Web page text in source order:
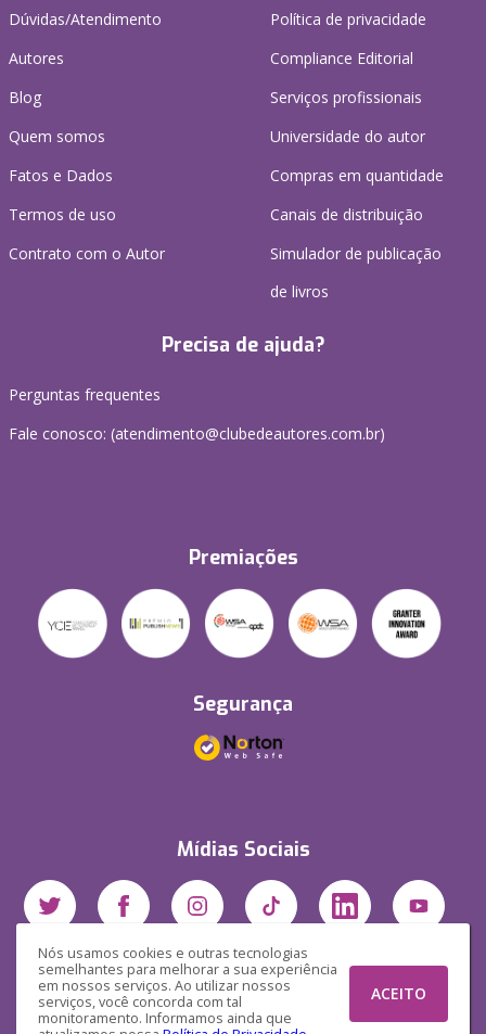
Nós usamos cookies e outras tecnologias
semelhantes para melhorar a sua experiência
em nossos serviços. Ao utilizar nossos
serviços, você concorda com tal
monitoramento. Informamos ainda que
ACEITO
Dúvidas/Atendimento
Autores
Blog
Quem somos
Fatos e Dados
Termos de uso
Contrato com o Autor
Política de privacidade
Compliance Editorial
Serviços profissionais
Universidade do autor
Compras em quantidade
Canais de distribuição
Simulador de publicação
de livros
Precisa de ajuda?
Perguntas frequentes
Fale conosco: (atendimento@clubedeautores.com.br)
Premiações
Segurança
Mídias Sociais